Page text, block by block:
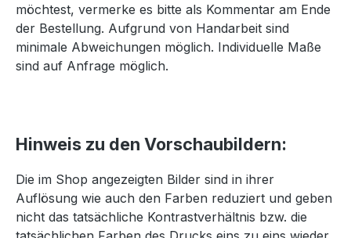
möchtest, vermerke es bitte als Kommentar am Ende
der Bestellung. Aufgrund von Handarbeit sind
minimale Abweichungen möglich. Individuelle Maße
sind auf Anfrage möglich.
Hinweis zu den Vorschaubildern:
Die im Shop angezeigten Bilder sind in ihrer
Auflösung wie auch den Farben reduziert und geben
nicht das tatsächliche Kontrastverhältnis bzw. die